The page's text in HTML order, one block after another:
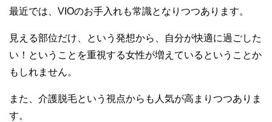
最近では、VIOのお手入れも常識となりつつあります。
見える部位だけ、という発想から、自分が快適に過ごした
い！ということを重視する女性が増えているということか
もしれません。
また、介護脱毛という視点からも人気が高まりつつありま
す。